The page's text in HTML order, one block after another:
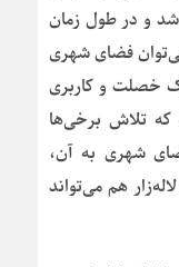
و در طول زمان
فضای شهری
خصلت و کاربری
تلاش برخی‌ها
شهری به آن،
هم می‌تواند